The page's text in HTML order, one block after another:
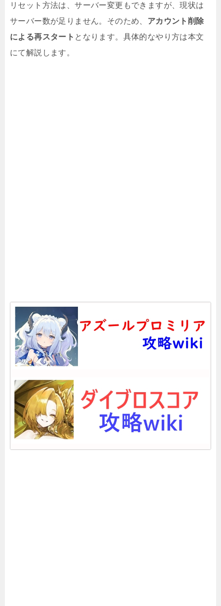
リセット方法は、サーバー変更もできますが、現状は
サーバー数が足りません。そのため、 アカウント削除
による再スタート となります。具体的なやり方は本文
にて解説します。